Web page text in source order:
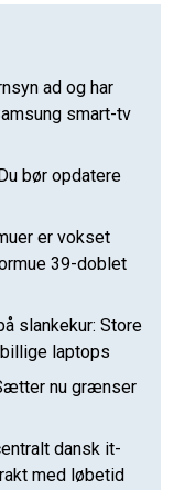
ad og har
smart-tv
bør opdatere
er vokset
39-doblet
slankekur: Store
laptops
nu grænser
dansk it-
med løbetid